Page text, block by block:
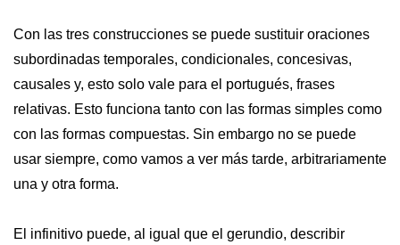
Con las tres construcciones se puede sustituir oraciones
subordinadas temporales, condicionales, concesivas,
causales y, esto solo vale para el portugués, frases
relativas. Esto funciona tanto con las formas simples como
con las formas compuestas. Sin embargo no se puede
usar siempre, como vamos a ver más tarde, arbitrariamente
una y otra forma.
El infinitivo puede, al igual que el gerundio, describir